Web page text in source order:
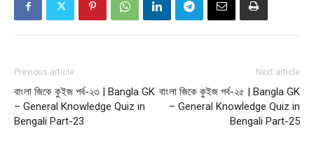
Previous article
বাংলা জিকে কুইজ পর্ব-২৩ | Bangla GK
– General Knowledge Quiz in
Bengali Part-23
Next article
বাংলা জিকে কুইজ পর্ব-২৫ | Bangla GK
– General Knowledge Quiz in
Bengali Part-25